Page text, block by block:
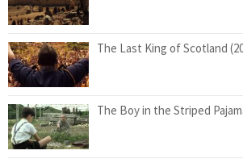
The Last King of Scotland
The Boy in the Striped